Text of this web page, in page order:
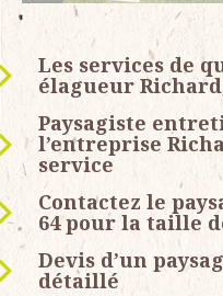
Les services de
élagueur
Paysagiste
l’entreprise
service
Contactez le
64 pour la taille
Devis d’un
détaillé